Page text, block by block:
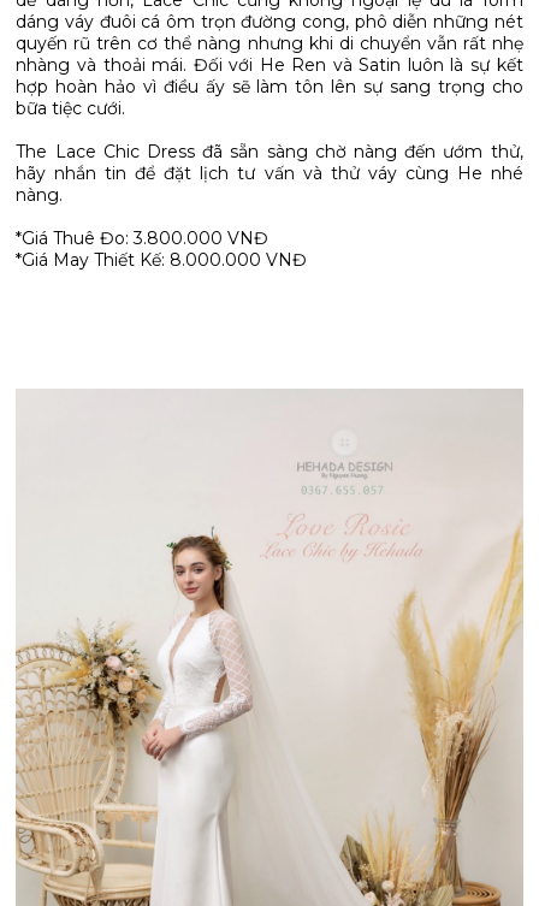
dáng váy đuôi cá ôm trọn đường cong, phô diễn những nét
quyến rũ trên cơ thể nàng nhưng khi di chuyển vẫn rất nhẹ
nhàng và thoải mái. Đối với He Ren và Satin luôn là sự kết
hợp hoàn hảo vì điều ấy sẽ làm tôn lên sự sang trọng cho
bữa tiệc cưới.
The Lace Chic Dress đã sẵn sàng chờ nàng đến ướm thử,
hãy nhắn tin để đặt lịch tư vấn và thử váy cùng He nhé
nàng.
*Giá Thuê Đo: 3.800.000 VNĐ